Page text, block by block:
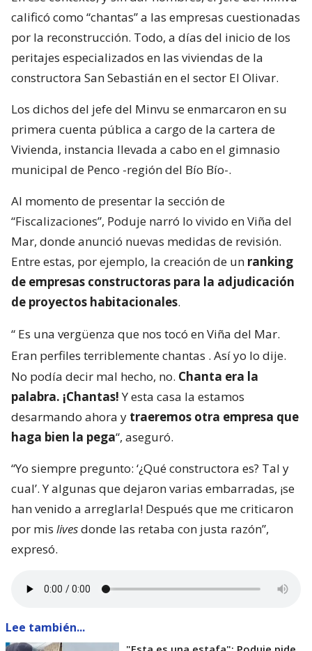
calificó como “chantas” a las empresas cuestionadas
por la reconstrucción. Todo, a días del inicio de los
peritajes especializados en las viviendas de la
constructora San Sebastián en el sector El Olivar.
Los dichos del jefe del Minvu se enmarcaron en su
primera cuenta pública a cargo de la cartera de
Vivienda, instancia llevada a cabo en el gimnasio
municipal de Penco -región del Bío Bío-.
Al momento de presentar la sección de
“Fiscalizaciones”, Poduje narró lo vivido en Viña del
Mar, donde anunció nuevas medidas de revisión.
Entre estas, por ejemplo, la creación de un ranking
de empresas constructoras para la adjudicación
de proyectos habitacionales.
“ Es una vergüenza que nos tocó en Viña del Mar.
Eran perfiles terriblemente chantas . Así yo lo dije.
No podía decir mal hecho, no. Chanta era la
palabra. ¡Chantas!Y esta casa la estamos
desarmando ahora y traeremos otra empresa que
haga bien la pega“, aseguró.
“Yo siempre pregunto: ‘¿Qué constructora es? Tal y
cual’. Y algunas que dejaron varias embarradas, ¡se
han venido a arreglarla! Después que me criticaron
por mis livesdonde las retaba con justa razón”,
expresó.
Lee también...